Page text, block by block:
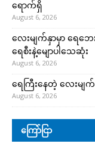
ရောက်ရှိ
August 6, 2026
လေးမျက်နှာမှာ ရေဘ
ရေစီးနဲ့မျောပါသေဆုံး
August 6, 2026
ရေကြီးနေတဲ့ လေးမျ
August 6, 2026
ကြော်ငြာ